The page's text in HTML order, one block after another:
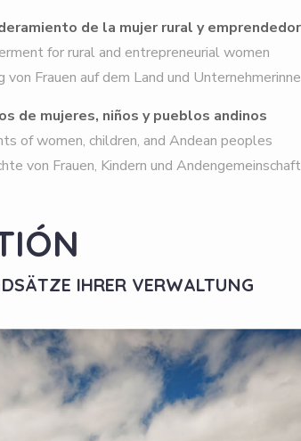
de la mujer rural y
for rural and entrepreneurial women
Frauen auf dem Land und
de mujeres, niños y pueblos andinos
of women, children, and Andean peoples
von Frauen, Kindern und
IHRER VERWALTUNG